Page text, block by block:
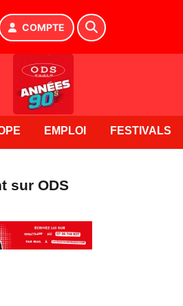
COMPTE
EMPLOI FESTIVALS
sur ODS